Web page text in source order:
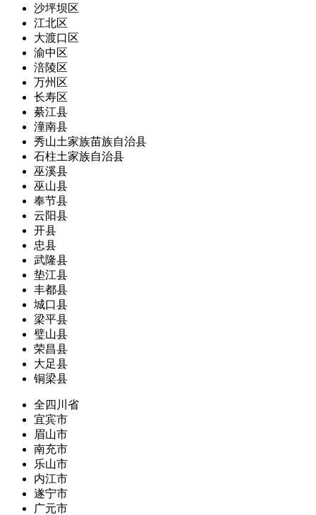
沙坪坝区
江北区
大渡口区
渝中区
涪陵区
万州区
长寿区
綦江县
潼南县
秀山土家族苗族自治县
石柱土家族自治县
巫溪县
巫山县
奉节县
云阳县
开县
忠县
武隆县
垫江县
丰都县
城口县
梁平县
璧山县
荣昌县
大足县
铜梁县
全四川省
宜宾市
眉山市
南充市
乐山市
内江市
遂宁市
广元市